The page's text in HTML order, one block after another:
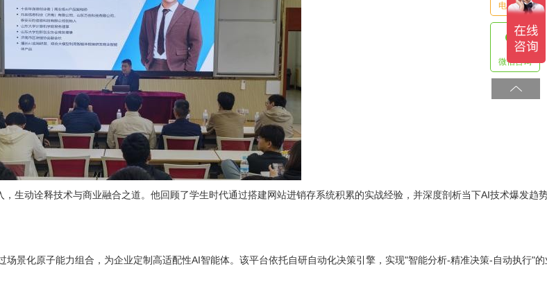
生动诠释技术与商业融合之道。他回顾了学生时代通过搭建网站进销存系统积累的实战经验，并深度剖析当下AI技术爆发趋
景化原子能力组合，为企业定制高适配性AI智能体。该平台依托自研自动化决策引擎，实现"智能分析-精准决策-自动执行"的
电话咨询
微信咨询